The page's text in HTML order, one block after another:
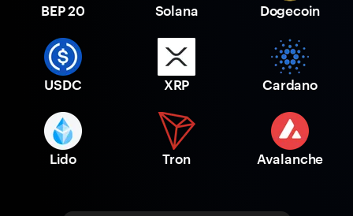
BEP 20 Solana Dogecoin
USDC XRP Cardano
Lido Tron Avalanche